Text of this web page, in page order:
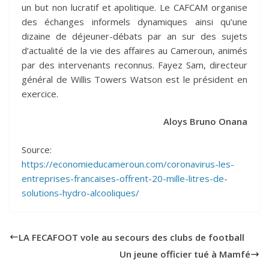
un but non lucratif et apolitique. Le CAFCAM organise
des échanges informels dynamiques ainsi qu’une
dizaine de déjeuner-débats par an sur des sujets
d’actualité de la vie des affaires au Cameroun, animés
par des intervenants reconnus. Fayez Sam, directeur
général de Willis Towers Watson est le président en
exercice.
Aloys Bruno Onana
Source:
https://economieducameroun.com/coronavirus-les-
entreprises-francaises-offrent-20-mille-litres-de-
solutions-hydro-alcooliques/
LA FECAFOOT vole au secours des clubs de football
Un jeune officier tué à Mamfé